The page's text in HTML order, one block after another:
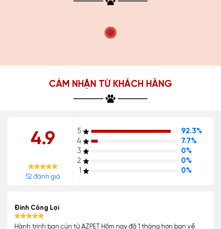
CẢM NHẬN TỪ KHÁCH HÀNG
4.9
52 đánh giá
5
92.3%
4
7.7%
3
0%
2
0%
1
0%
Đinh Công Lợi
Hành trình bạn cún từ AZPET Hôm nay đã 1 tháng hơn bạn về